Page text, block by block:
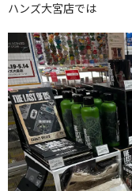
ハンズ大宮店では